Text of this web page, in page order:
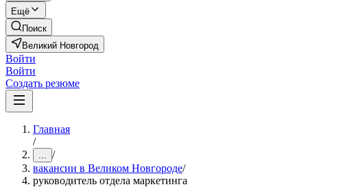
Ещё
Поиск
Великий Новгород
Войти
Войти
Создать резюме
Главная
/
... /
вакансии в Великом Новгороде/
руководитель отдела маркетинга